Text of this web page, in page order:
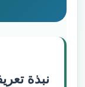
نبذة